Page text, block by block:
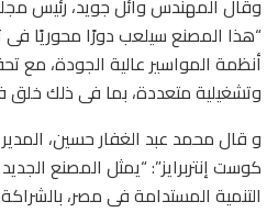
وقال المهندس وائل جويد، رئيس
“هذا المصنع سيلعب دورًا محوريًا فى
أنظمة المواسير عالية الجودة، مع
وتشغيلية متعددة، بما فى ذلك
و قال محمد عبد الغفار حسين،
كوست إنتربرايز”: “يمثل المصنع
التنمية المستدامة فى مصر،